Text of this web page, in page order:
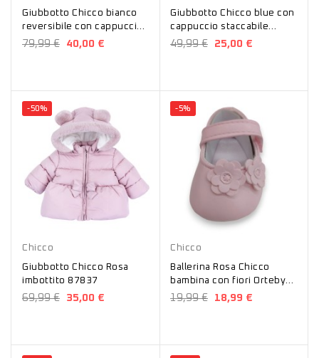
Giubbotto Chicco bianco
reversibile con cappuccio
87852
79,99 € 40,00 €
Giubbotto Chicco blue con
cappuccio staccabile
87847
49,99 € 25,00 €
-50%
Chicco
Giubbotto Chicco Rosa
imbottito 87837
69,99 € 35,00 €
-5%
Chicco
Ballerina Rosa Chicco
bambina con fiori Orteby
01071036000000
19,99 € 18,99 €